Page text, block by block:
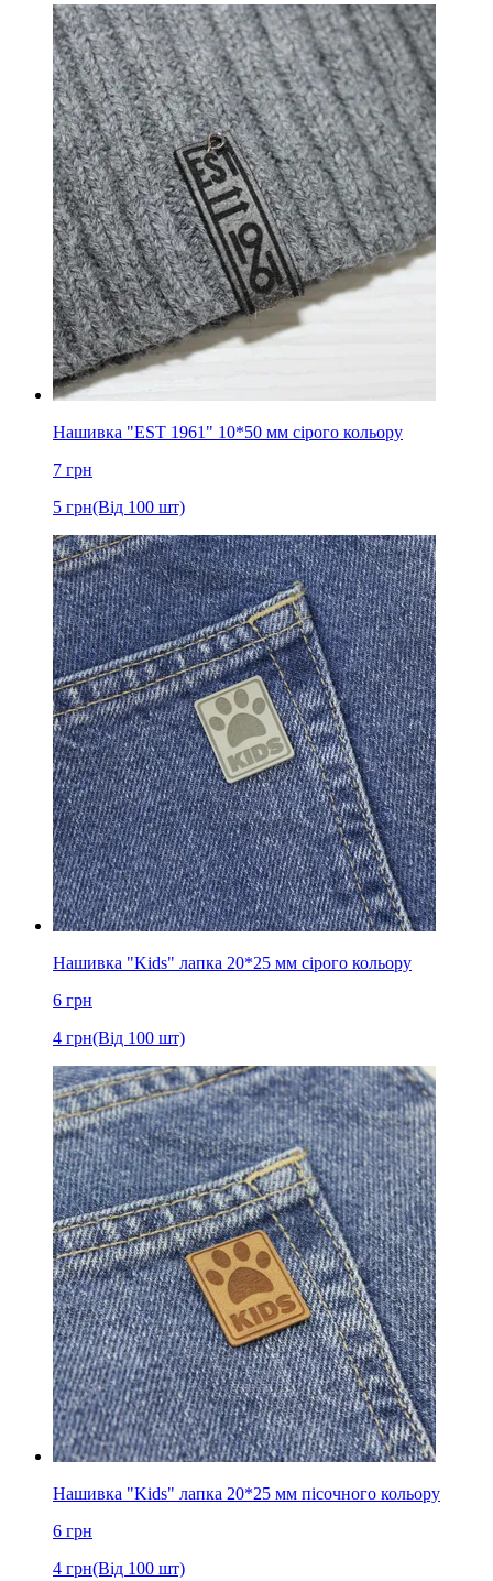
Нашивка "EST 1961" 10*50 мм сірого кольору
7 грн
5 грн(Від 100 шт)
Нашивка "Kids" лапка 20*25 мм сірого кольору
6 грн
4 грн(Від 100 шт)
Нашивка "Kids" лапка 20*25 мм пісочного кольору
6 грн
4 грн(Від 100 шт)